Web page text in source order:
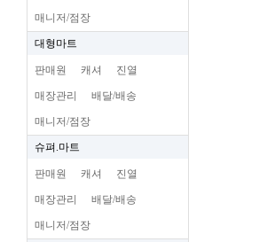
매니저/점장
대형마트
판매원 캐셔 진열
매장관리 배달/배송
매니저/점장
슈펴.마트
판매원 캐셔 진열
매장관리 배달/배송
매니저/점장